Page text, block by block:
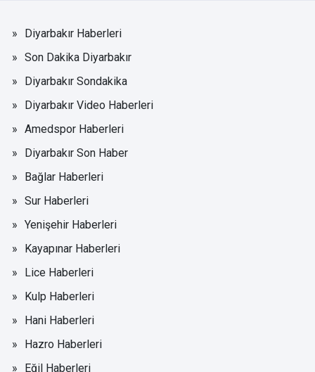
Diyarbakır Haberleri
Son Dakika Diyarbakır
Diyarbakır Sondakika
Diyarbakır Video Haberleri
Amedspor Haberleri
Diyarbakır Son Haber
Bağlar Haberleri
Sur Haberleri
Yenişehir Haberleri
Kayapınar Haberleri
Lice Haberleri
Kulp Haberleri
Hani Haberleri
Hazro Haberleri
Eğil Haberleri